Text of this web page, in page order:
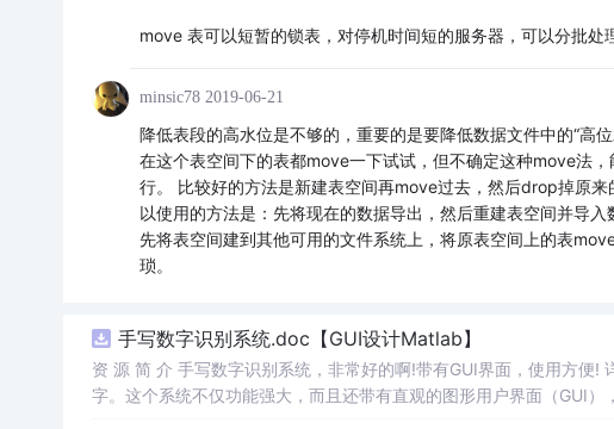
move 表可以短暂的锁表，对停机时间短的服务器，可以分批处
minsic78 2019-06-21
降低表段的高水位是不够的，重要的是要降低数据文件中的“高
在这个表空间下的表都move一下试试，但不确定这种move法
行。 比较好的方法是新建表空间再move过去，然后drop掉原
以使用的方法是：先将现在的数据导出，然后重建表空间并导
先将表空间建到其他可用的文件系统上，将原表空间上的表
琐。
手写数字识别系统.doc【GUI设计Matlab】
资 源 简 介 手写数字识别系统，非常好的啊!带有GUI界面，使用方便
字。这个系统不仅功能强大，而且还带有直观的图形用户界面（GUI